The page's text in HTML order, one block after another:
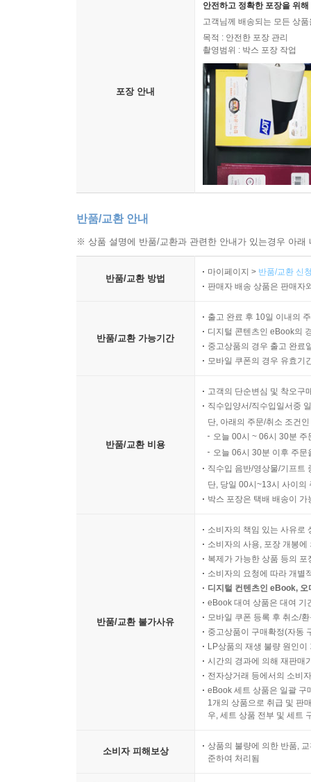
포장 안내
안전하고 정확한 포장을 위
고객님께 배송되는 모든 상
목적 : 안전한 포장 관리
촬영범위 : 박스 포장 작업
반품/교환 안내
※ 상품 설명에 반품/교환과 관련한 안내가 있는경우 아
반품/교환 방법
마이페이지 > 반품/교환 신
판매자 배송 상품은 판매자
반품/교환 가능기간
출고 완료 후 10일 이내의
디지털 콘텐츠인 eBook의
중고상품의 경우 출고 완료
모바일 쿠폰의 경우 유효기
반품/교환 비용
고객의 단순변심 및 착오구
직수입양서/직수입일서중
단, 아래의 주문/취소 조건
오늘 00시 ~ 06시 30분
오늘 06시 30분 이후 주
직수입 음반/영상물/기프트
단, 당일 00시~13시 사이의
박스 포장은 택배 배송이
반품/교환 불가사유
소비자의 책임 있는 사유로
소비자의 사용, 포장 개봉
복제가 가능한 상품 등의
소비자의 요청에 따라 개별
디지털 컨텐츠인 eBook,
eBook 대여 상품은 대여 기
모바일 쿠폰 등록 후 취소/
중고상품이 구매확정(자동
LP상품의 재생 불량 원인
시간의 경과에 의해 재판매
전자상거래 등에서의 소비
eBook 세트 상품은 일괄 구
1개의 상품으로 취급 및 판
우, 세트 상품 전부 및 세트
소비자 피해보상
상품의 불량에 의한 반품,
준하여 처리됨